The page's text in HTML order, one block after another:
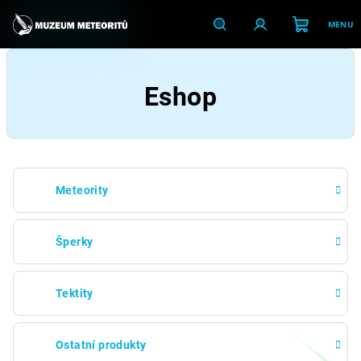
na
obsah
HledatPřihlášeníNákupní
Eshop
Meteority
Šperky
Tektity
Ostatní produkty